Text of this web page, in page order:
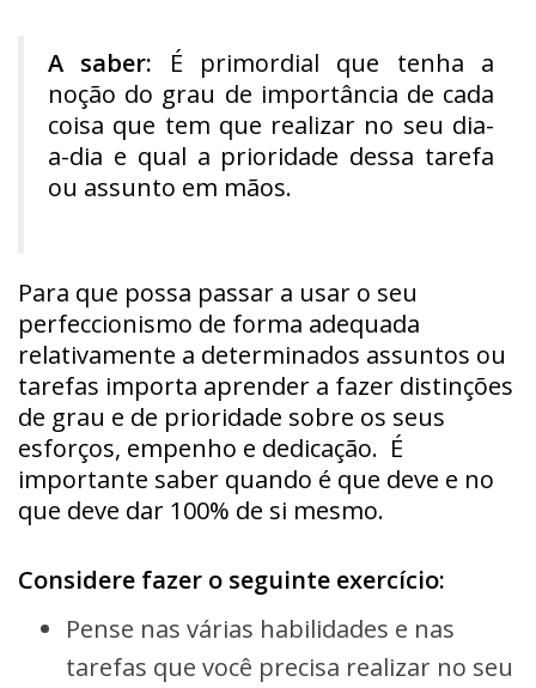
A saber: É primordial que tenha a
noção do grau de importância de cada
coisa que tem que realizar no seu dia-
a-dia e qual a prioridade dessa tarefa
ou assunto em mãos.
Para que possa passar a usar o seu
perfeccionismo de forma adequada
relativamente a determinados assuntos ou
tarefas importa aprender a fazer distinções
de grau e de prioridade sobre os seus
esforços, empenho e dedicação. É
importante saber quando é que deve e no
que deve dar 100% de si mesmo.
Considere fazer o seguinte exercício:
Pense nas várias habilidades e nas
tarefas que você precisa realizar no seu